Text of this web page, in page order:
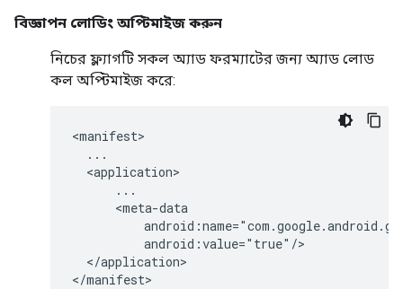
বিজ্ঞাপন লোডিং অপ্টিমাইজ করুন
নিচের ফ্ল্যাগটি সকল অ্যাড ফরম্যাটের জন্য অ্যাড লোড
কল অপ্টিমাইজ করে:
<manifest>
  ...
  <application>
      ...
      <meta-data
          android:value="true"/>
  </application>
</manifest>